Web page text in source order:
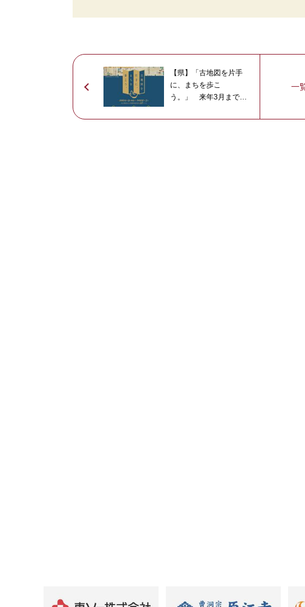
【県】「古地図を片手
に、まちを歩こ
う。」 来年3月までス
一